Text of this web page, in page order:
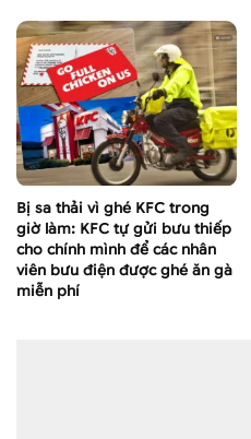
Bị sa thải vì ghé KFC trong
giờ làm: KFC tự gửi bưu thiếp
cho chính mình để các nhân
viên bưu điện được ghé ăn gà
miễn phí